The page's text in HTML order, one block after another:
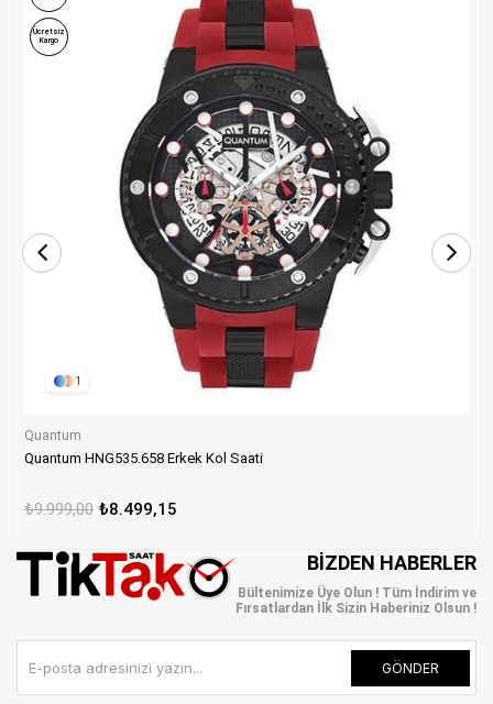
1
Quantum
Quantum HNG535.658 Erkek Kol Saati
₺8.499,15
₺9.999,00
Ücretsiz
Kargo
BIZDEN HABERLER
Bültenimize Üye Olun ! Tüm İndirim ve
Fırsatlardan İlk Sizin Haberiniz Olsun !
GÖNDER